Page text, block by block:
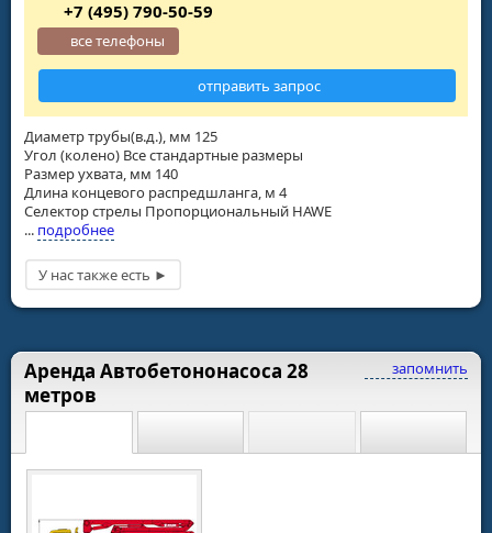
Диаметр трубы(в.д.), мм 125
Угол (колено) Все стандартные размеры
Размер ухвата, мм 140
Длина концевого распредшланга, м 4
Селектор стрелы Пропорциональный HAWE
... подробнее
+7 (495) 790-50-59
все телефоны
отправить запрос
запомнить
Аренда Автобетононасоса 28
метров